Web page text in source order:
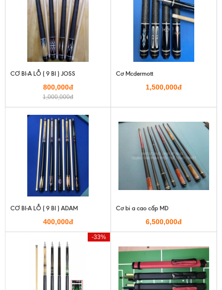
CƠ BI-A LỖ ( 9 BI ) JOSS
800,000đ
1,000,000đ
Cơ Mcdermott
1,500,000đ
CƠ BI-A LỖ ( 9 BI ) ADAM
400,000đ
Cơ bi a cao cấp MD
6,500,000đ
-33%